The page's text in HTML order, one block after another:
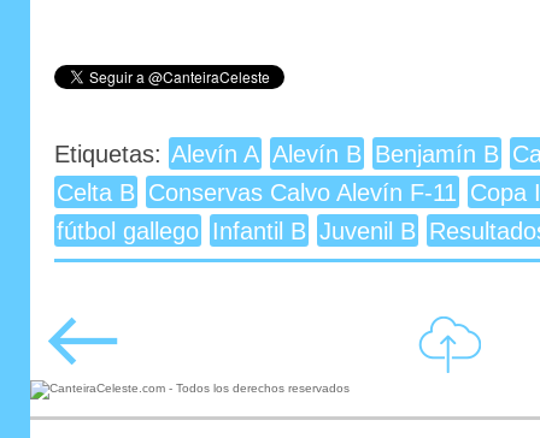
Etiquetas: Alevín A Alevín B Benjamín B
Celta B Conservas Calvo Alevín F-11 Copa
fútbol gallego Infantil B Juvenil B